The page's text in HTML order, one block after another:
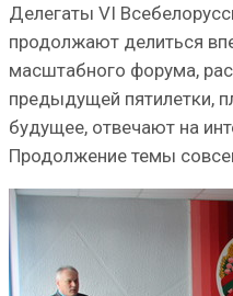
Делегаты VI
продолжают делиться
масштабного форума,
предыдущей пятилетки,
будущее, отвечают на
Продолжение темы